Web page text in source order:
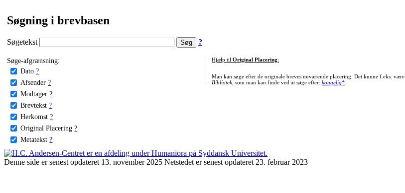
Søgning i brevbasen
Søgetekst ?
Søge-afgrænsning:
Dato ?
Afsender ?
Modtager ?
Brevtekst ?
Herkomst ?
Original Placering ?
Metatekst ?
Hjælp til Original Placering:
Man kan søge efter de originale breves nuværende placering. Det kunne f.eks. være
Bibliotek, som man kan finde ved at søge efter: kongelig*.
Denne side er senest opdateret 13. november 2025 Netstedet er senest opdateret 23. februar 2023